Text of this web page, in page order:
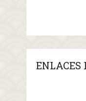
ENLACES